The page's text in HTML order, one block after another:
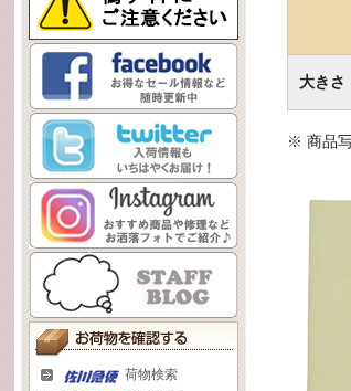
荷物検索
大きさ
※ 商品